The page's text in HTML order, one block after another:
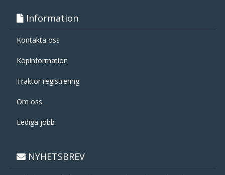
Information
Kontakta oss
Köpinformation
Traktor registrering
Om oss
Lediga jobb
NYHETSBREV